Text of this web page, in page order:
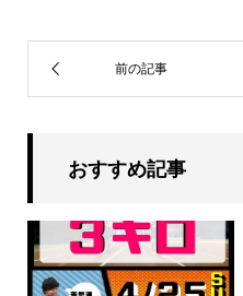
おすすめ記事